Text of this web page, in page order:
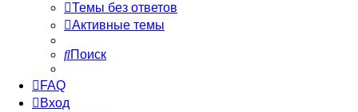
Темы без ответов
Активные темы
Поиск
FAQ
Вход